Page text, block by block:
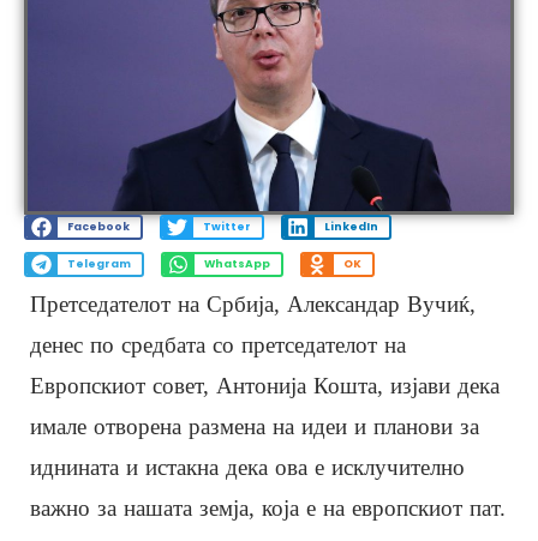
Facebook Twitter LinkedIn
Telegram WhatsApp OK
Претседателот на Србија, Александар Вучиќ,
денес по средбата со претседателот на
Европскиот совет, Антонија Кошта, изјави дека
имале отворена размена на идеи и планови за
иднината и истакна дека ова е исклучително
важно за нашата земја, која е на европскиот пат.